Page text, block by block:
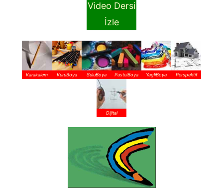
Video Dersi
İzle
Karakalem KuruBoya SuluBoya PastelBoya YagliBoya Perspektif
Dijital